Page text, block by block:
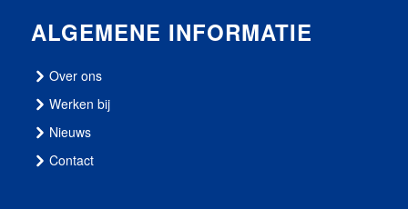
ALGEMENE INFORMATIE
Over ons
Werken bij
Nieuws
Contact